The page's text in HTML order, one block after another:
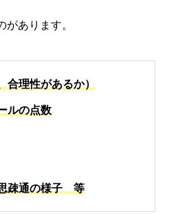
あります。
合理性があるか）
ルの点数
疎通の様子 等